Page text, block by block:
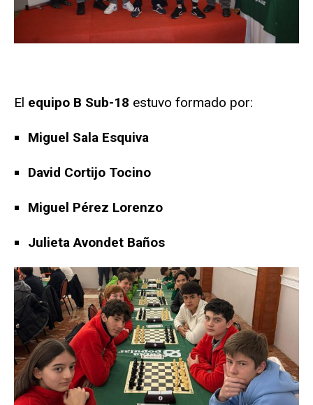
El equipo B Sub-18 estuvo formado por:
Miguel Sala Esquiva
David Cortijo Tocino
Miguel Pérez Lorenzo
Julieta Avondet Baños